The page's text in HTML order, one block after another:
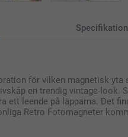
för vilken magnetisk yta
en trendig vintage-look.
ett leende på läpparna. Det
Retro Fotomagneter